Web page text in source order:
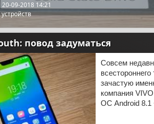
20-09-2018 14:21
повод задуматься
Совсем
зачастую
компания
ОС Android 8.1